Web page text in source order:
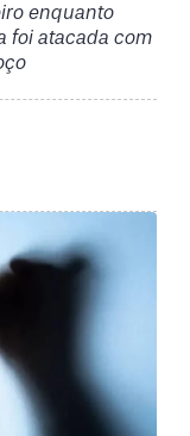
enquanto
foi atacada com